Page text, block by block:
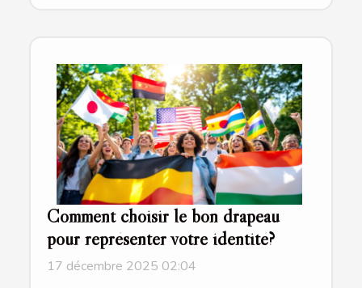
Comment choisir le bon drapeau
pour représenter votre identité?
17 décembre 2025 02:04